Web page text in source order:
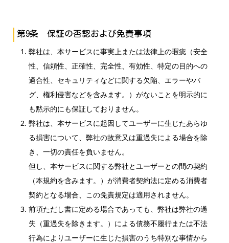
第9条 保証の否認および免責事項
弊社は、本サービスに事実上または法律上の瑕疵（安全
性、信頼性、正確性、完全性、有効性、特定の目的への
適合性、セキュリティなどに関する欠陥、エラーやバ
グ、権利侵害などを含みます。）がないことを明示的に
も黙示的にも保証しておりません。
弊社は、本サービスに起因してユーザーに生じたあらゆ
る損害について、弊社の故意又は重過失による場合を除
き、一切の責任を負いません。
但し、本サービスに関する弊社とユーザーとの間の契約
（本規約を含みます。）が消費者契約法に定める消費者
契約となる場合、この免責規定は適用されません。
前項ただし書に定める場合であっても、弊社は弊社の過
失（重過失を除きます。）による債務不履行または不法
行為によりユーザーに生じた損害のうち特別な事情から